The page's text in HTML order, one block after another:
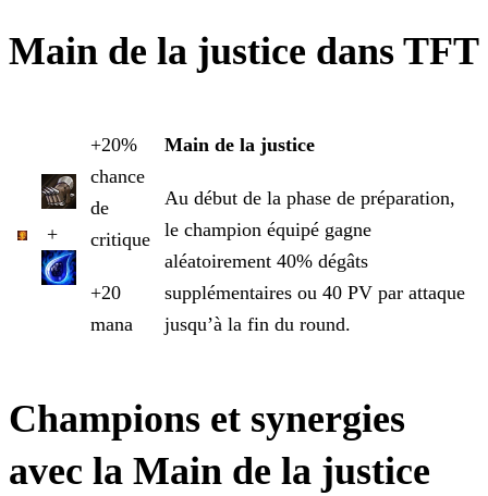
Main de la justice dans TFT
+
+20%
chance
de
critique
+20
mana
Main de la justice
Au début de la phase de préparation,
le champion équipé gagne
aléatoirement 40% dégâts
supplémentaires ou 40 PV par attaque
jusqu’à la fin du round.
Champions et synergies
avec la Main de la justice